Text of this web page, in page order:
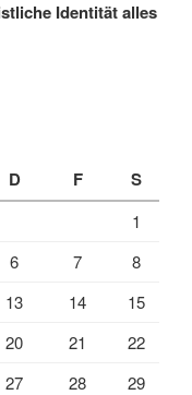
Identität alles
D F S
1
6 7
8
13 14
15
20 21
22
27 28
29